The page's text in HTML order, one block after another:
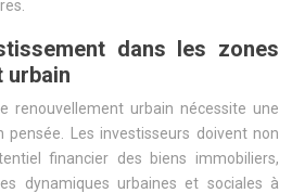
dans les zones
urbain
renouvellement urbain nécessite une
pensée. Les investisseurs doivent non
financier des biens immobiliers,
dynamiques urbaines et sociales à